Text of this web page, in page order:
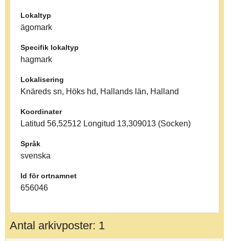
Lokaltyp
ägomark
Specifik lokaltyp
hagmark
Lokalisering
Knäreds sn, Höks hd, Hallands län, Halland
Koordinater
Latitud 56,52512 Longitud 13,309013 (Socken)
Språk
svenska
Id för ortnamnet
656046
Antal arkivposter: 1